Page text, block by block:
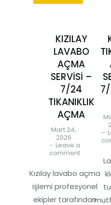
KIZILAY
LAVABO
AÇMA
SERVİSİ –
7/24
TIKANIKLIK
AÇMA
Mart 24,
2026
Leave a
comment
Kızılay lavabo açma
işlemi profesyonel
ekipler tarafından